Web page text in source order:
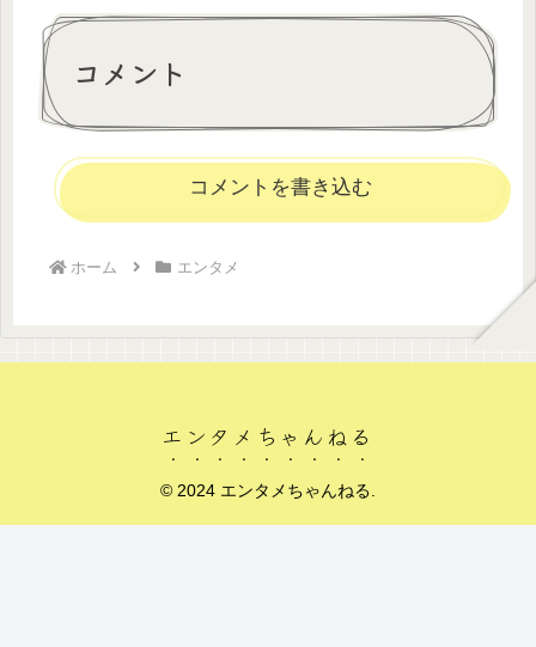
コメント
コメントを書き込む
ホーム エンタメ
エンタメちゃんねる
© 2024 エンタメちゃんねる.